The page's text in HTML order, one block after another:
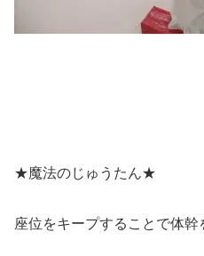
★魔法のじゅうたん★
座位をキープすることで体幹